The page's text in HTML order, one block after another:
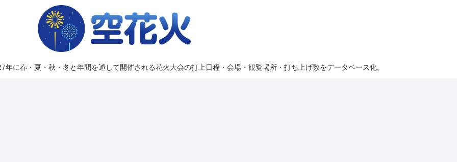
に春・夏・秋・冬と年間を通して開催される花火大会の打上日程・会場・観覧場所・打ち上げ数をデータベース化。